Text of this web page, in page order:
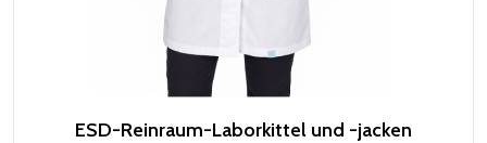
ESD-Reinraum-Laborkittel und -jacken